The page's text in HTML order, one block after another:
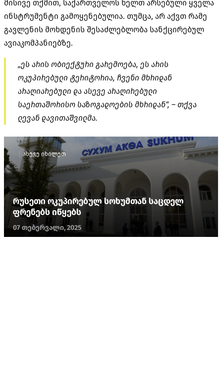
მისივე თქმით, საქართველოს ხელთ არსებული ყველა
ინსტრუმენტი გამოყენებულია. თუმცა, არ აქვთ რამე
გავლენის მოხდენის შესაძლებლობა სანქცირებულ
ავიაკომპანიებზე.
„ეს არის ობიექტური გარემოება, ეს არის
ოკუპირებული ტერიტორია, ჩვენი მხრიდან
არაღიარებული და ასევე არაღირებული
საერთაშორისო საზოგადოების მხრიდან“, – თქვა
ლევან დავითაშვილმა.
ასევე იხილეთ
რუსეთი ოკუპირებულ სოხუმთან საცდელ
ფრენებს იწყებს
07 თებერვალი, 2025